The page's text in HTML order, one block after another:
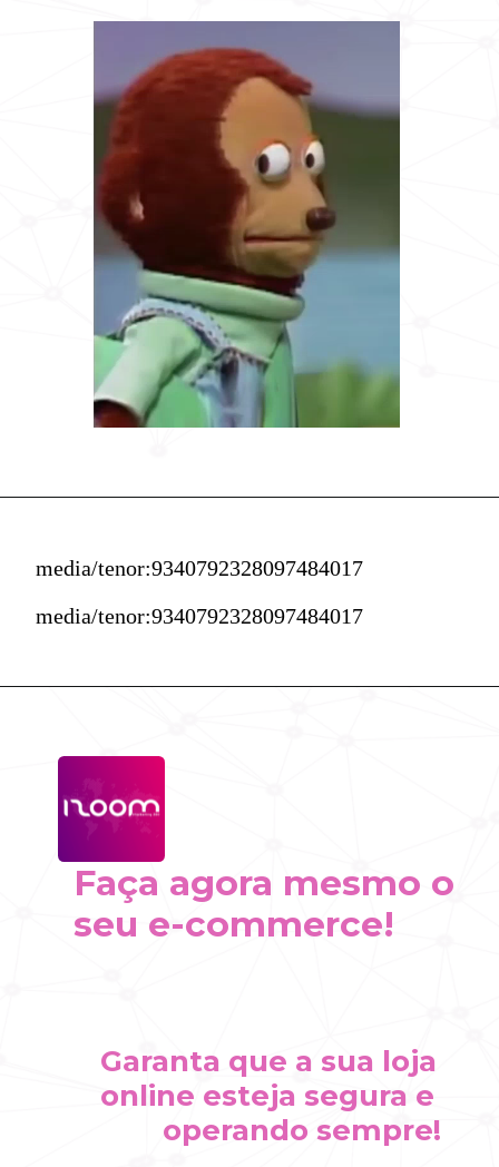
media/tenor:9340792328097484017
media/tenor:9340792328097484017
Faça agora mesmo o
seu e-commerce!
Garanta que a sua loja
online esteja segura e
operando sempre!